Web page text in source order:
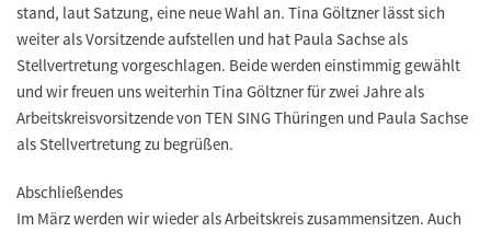
stand, laut Satzung, eine neue Wahl an. Tina Göltzner lässt sich
weiter als Vorsitzende aufstellen und hat Paula Sachse als
Stellvertretung vorgeschlagen. Beide werden einstimmig gewählt
und wir freuen uns weiterhin Tina Göltzner für zwei Jahre als
Arbeitskreisvorsitzende von TEN SING Thüringen und Paula Sachse
als Stellvertretung zu begrüßen.
Abschließendes
Im März werden wir wieder als Arbeitskreis zusammensitzen. Auch